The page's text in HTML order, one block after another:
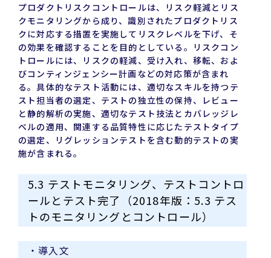
プロダクトリスクコントロールは、リスク軽減とリス
クモニタリングから成り、識別されたプロダクトリス
クに対応する措置を実施してリスクレベルを下げ、そ
の効果を確認することを目的としている。リスクコン
トロールには、リスクの軽減、受け入れ、移転、およ
びコンティンジェンシー計画などの対応策が含まれ
る。具体的なテスト活動には、適切なスキルを持つテ
スト担当者の選定、テストの独立性の保持、レビュー
と静的解析の実施、適切なテスト技法とカバレッジレ
ベルの適用、関連する品質特性に応じたテストタイプ
の選定、リグレッションテストを含む動的テストの実
施が含まれる。
5.3 テストモニタリング、テストコントロ
ールとテスト完了（2018年版：5.3 テス
トのモニタリングとコントロール）
・導入文